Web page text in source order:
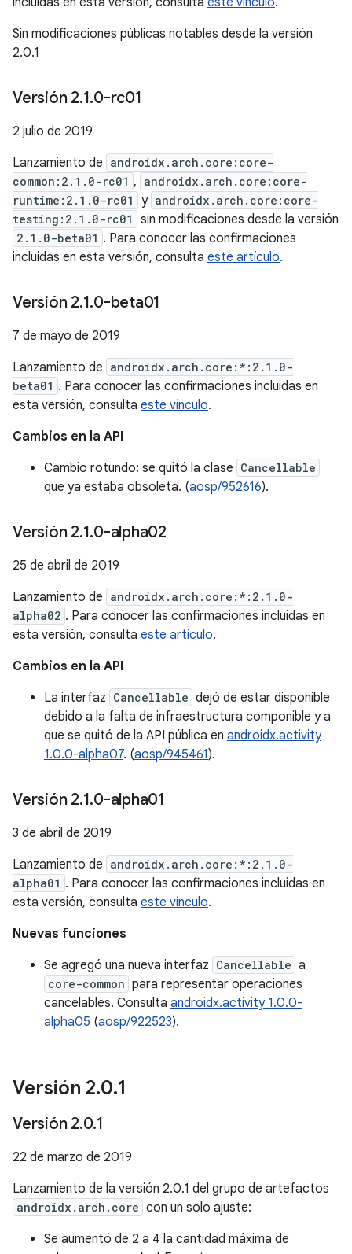
Sin modificaciones públicas notables desde la versión
2.0.1
Versión 2.1.0-rc01
2 julio de 2019
Lanzamiento de androidx.arch.core:core-
common:2.1.0-rc01 , androidx.arch.core:core-
runtime:2.1.0-rc01
y androidx.arch.core:core-
testing:2.1.0-rc01
sin modificaciones desde la versión
2.1.0-beta01 . Para conocer las confirmaciones
incluidas en esta versión, consulta este artículo.
Versión 2.1.0-beta01
7 de mayo de 2019
Lanzamiento de androidx.arch.core:*:2.1.0-
beta01 . Para conocer las confirmaciones incluidas en
esta versión, consulta este vínculo.
Cambios en la API
Cambio rotundo: se quitó la clase Cancellable
que ya estaba obsoleta. (aosp/952616).
Versión 2.1.0-alpha02
25 de abril de 2019
Lanzamiento de androidx.arch.core:*:2.1.0-
alpha02 . Para conocer las confirmaciones incluidas en
esta versión, consulta este artículo.
Cambios en la API
La interfaz Cancellable dejó de estar disponible
debido a la falta de infraestructura componible y a
que se quitó de la API pública en androidx.activity
1.0.0-alpha07. (aosp/945461).
Versión 2.1.0-alpha01
3 de abril de 2019
Lanzamiento de androidx.arch.core:*:2.1.0-
alpha01 . Para conocer las confirmaciones incluidas en
esta versión, consulta este vínculo.
Nuevas funciones
Se agregó una nueva interfaz Cancellable a
core-common para representar operaciones
cancelables. Consulta androidx.activity 1.0.0-
alpha05 (aosp/922523).
Versión 2.0.1
Versión 2.0.1
22 de marzo de 2019
Lanzamiento de la versión 2.0.1 del grupo de artefactos
androidx.arch.core con un solo ajuste:
Se aumentó de 2 a 4 la cantidad máxima de